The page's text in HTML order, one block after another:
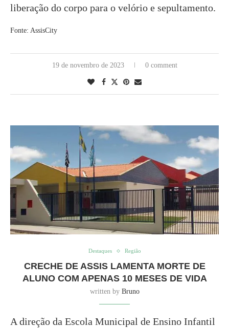
liberação do corpo para o velório e sepultamento.
Fonte: AssisCity
19 de novembro de 2023 0 comment
Destaques Região
CRECHE DE ASSIS LAMENTA MORTE DE
ALUNO COM APENAS 10 MESES DE VIDA
written by Bruno
A direção da Escola Municipal de Ensino Infantil